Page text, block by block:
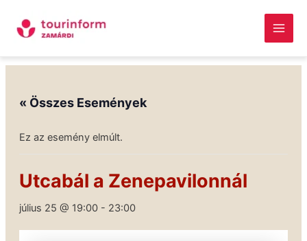
Megszakítás
content
Main
« Összes Események
Ez az esemény elmúlt.
Utcabál a Zenepavilonnál
július 25 @ 19:00- 23:00